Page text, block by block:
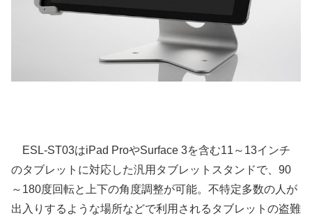
ESL-ST03はiPad ProやSurface 3を含む11～13インチ
のタブレットに対応した汎用タブレットスタンドで、90
～180度回転と上下の角度調整が可能。不特定多数の人が
出入りするような場所などで利用されるタブレットの盗難